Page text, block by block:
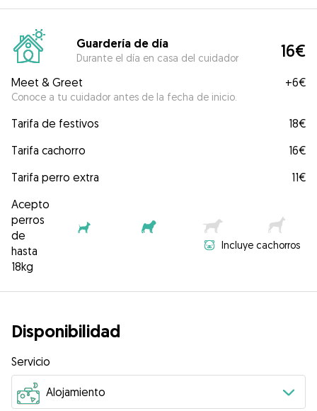
Guardería de día
Durante el día en casa del cuidador 16€
Meet & Greet
Conoce a tu cuidador antes de la fecha de inicio.
+6€
Tarifa de festivos
18€
Tarifa cachorro
16€
Tarifa perro extra
11€
Acepto
perros
de
hasta
18kg
Incluye cachorros
Disponibilidad
Servicio